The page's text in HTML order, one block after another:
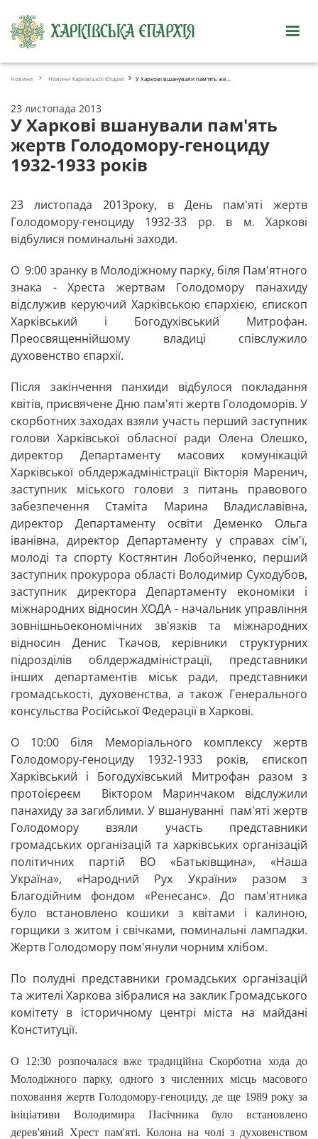
Новини Новини Харківської Єпархії У Харкові вшанували пам'ять жертв Голодомору-геноциду
23 листопада 2013
У Харкові вшанували пам'ять
жертв Голодомору-геноциду
1932-1933 років
23 листопада 2013року, в День пам'яті жертв
Голодомору-геноциду 1932-33 рр. в м. Харкові
відбулися поминальні заходи.
О 9:00 зранку в Молодіжному парку, біля Пам'ятного
знака - Хреста жертвам Голодомору панахиду
відслужив керуючий Харківською єпархією, єпископ
Харківський і Богодухівський Митрофан.
Преосвященнійшому владиці співслужило
духовенство єпархії.
Після закінчення панхиди відбулося покладання
квітів, присвячене Дню пам'яті жертв Голодоморів. У
скорботних заходах взяли участь перший заступник
голови Харківської обласної ради Олена Олешко,
директор Департаменту масових комунікацій
Харківської облдержадміністрації Вікторія Маренич,
заступник міського голови з питань правового
забезпечення Стаміта Марина Владиславівна,
директор Департаменту освіти Деменко Ольга
іванівна, директор Департаменту у справах сім'ї,
молоді та спорту Костянтин Лобойченко, перший
заступник прокурора області Володимир Суходубов,
заступник директора Департаменту економіки і
міжнародних відносин ХОДА - начальник управління
зовнішньоекономічних зв'язків та міжнародних
відносин Денис Ткачов, керівники структурних
підрозділів облдержадміністрації, представники
інших департаментів міськ ради, представники
громадськості, духовенства, а також Генерального
консульства Російської Федерації в Харкові.
О 10:00 біля Меморіального комплексу жертв
Голодомору-геноциду 1932-1933 років, єпископ
Харківський і Богодухівський Митрофан разом з
протоієреєм Віктором Маринчаком відслужили
панахиду за загиблими. У вшануванні пам'яті жертв
Голодомору взяли участь представники
громадських організацій та харківських організацій
політичних партій ВО «Батьківщина», «Наша
Україна», «Народний Рух України» разом з
Благодійним фондом «Ренесанс». До пам'ятника
було встановлено кошики з квітами і калиною,
горщики з житом і свічками, поминальні лампадки.
Жертв Голодомору пом'янули чорним хлібом.
По полудні представники громадських організацій
та жителі Харкова зібралися на заклик Громадського
комітету в історичному центрі міста на майдані
Конституції.
О 12:30 розпочалася вже традиційна Скорботна хода до
Молодіжного парку, одного з численних місць масового
поховання жертв Голодомору-геноциду, де ще 1989 року за
ініціативи Володимира Пасічника було встановлено
дерев'яний Хрест пам'яті. Колона на чолі з духовенством